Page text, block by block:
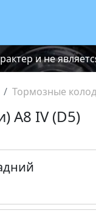
и не
Тормозные
A8 IV (D5)